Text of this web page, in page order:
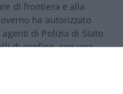
di frontiera e alla
ha autorizzato
di Polizia di Stato
di confine, con una